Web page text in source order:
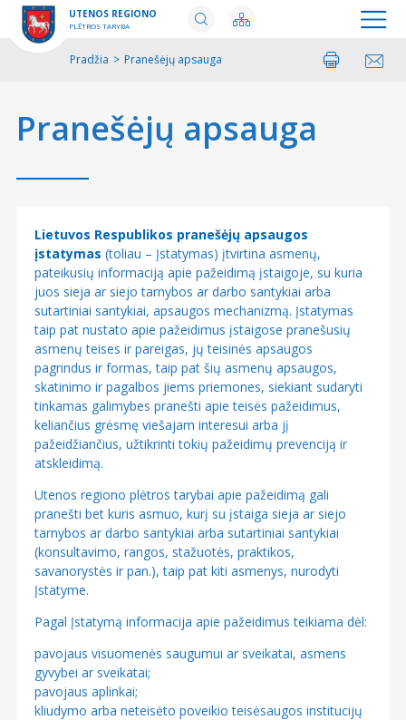
UTENOS REGIONO
PLĖTROS TARYBA
Pradžia > Pranešėjų apsauga SpausdintiPasidalinti
Pranešėjų apsauga
Lietuvos Respublikos pranešėjų apsaugos
įstatymas (toliau – Įstatymas) įtvirtina asmenų,
pateikusių informaciją apie pažeidimą įstaigoje, su kuria
juos sieja ar siejo tarnybos ar darbo santykiai arba
sutartiniai santykiai, apsaugos mechanizmą. Įstatymas
taip pat nustato apie pažeidimus įstaigose pranešusių
asmenų teises ir pareigas, jų teisinės apsaugos
pagrindus ir formas, taip pat šių asmenų apsaugos,
skatinimo ir pagalbos jiems priemones, siekiant sudaryti
tinkamas galimybes pranešti apie teisės pažeidimus,
keliančius grėsmę viešajam interesui arba jį
pažeidžiančius, užtikrinti tokių pažeidimų prevenciją ir
atskleidimą.
Utenos regiono plėtros tarybai apie pažeidimą gali
pranešti bet kuris asmuo, kurį su įstaiga sieja ar siejo
tarnybos ar darbo santykiai arba sutartiniai santykiai
(konsultavimo, rangos, stažuotės, praktikos,
savanorystės ir pan.), taip pat kiti asmenys, nurodyti
Įstatyme.
Pagal Įstatymą informacija apie pažeidimus teikiama dėl:
pavojaus visuomenės saugumui ar sveikatai, asmens
gyvybei ar sveikatai;
pavojaus aplinkai;
kliudymo arba neteisėto poveikio teisėsaugos institucijų